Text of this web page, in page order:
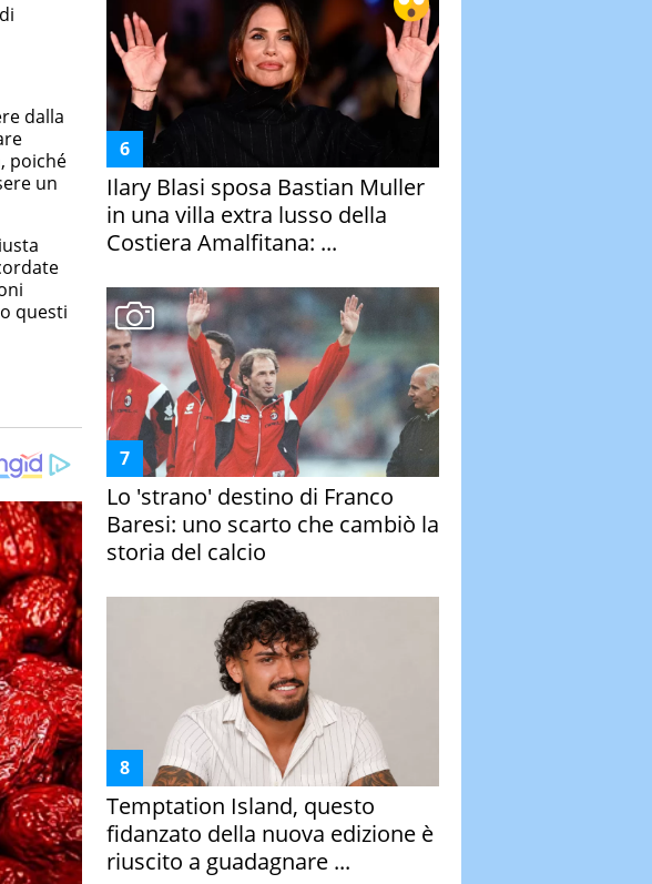
dalla
, poiché
un
questi
Ilary Blasi sposa Bastian Muller
in una villa extra lusso della
Costiera Amalfitana: ...
Lo 'strano' destino di Franco
Baresi: uno scarto che cambiò la
storia del calcio
Temptation Island, questo
fidanzato della nuova edizione è
riuscito a guadagnare ...